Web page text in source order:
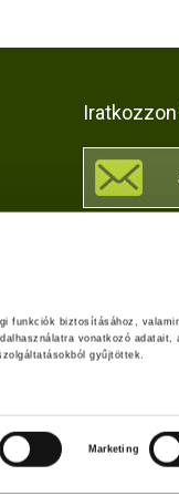
biztosításához,
vonatkozó
gyűjtöttek.
Marketing